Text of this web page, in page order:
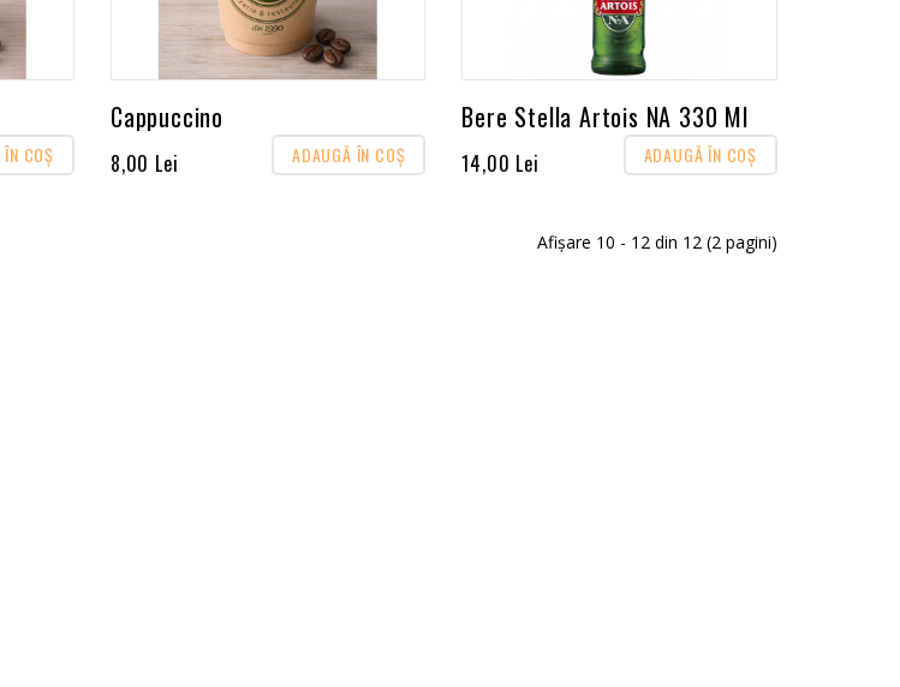
COŞ
Cappuccino
8,00 Lei ADAUGĂ ÎN COŞ
Bere Stella Artois NA 330 Ml
14,00 Lei ADAUGĂ ÎN COŞ
Afişare 10 - 12 din 12 (2 pagini)